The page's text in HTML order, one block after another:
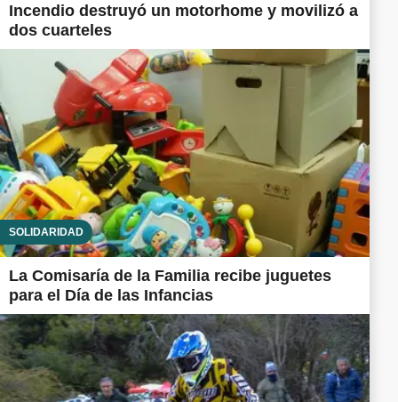
Incendio destruyó un motorhome y movilizó a
dos cuarteles
SOLIDARIDAD
La Comisaría de la Familia recibe juguetes
para el Día de las Infancias